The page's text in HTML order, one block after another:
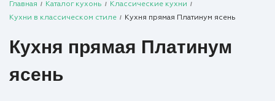
Главная / Каталог кухонь / Классические кухни /
Кухни в классическом стиле / Кухня прямая Платинум ясень
Кухня прямая Платинум
ясень